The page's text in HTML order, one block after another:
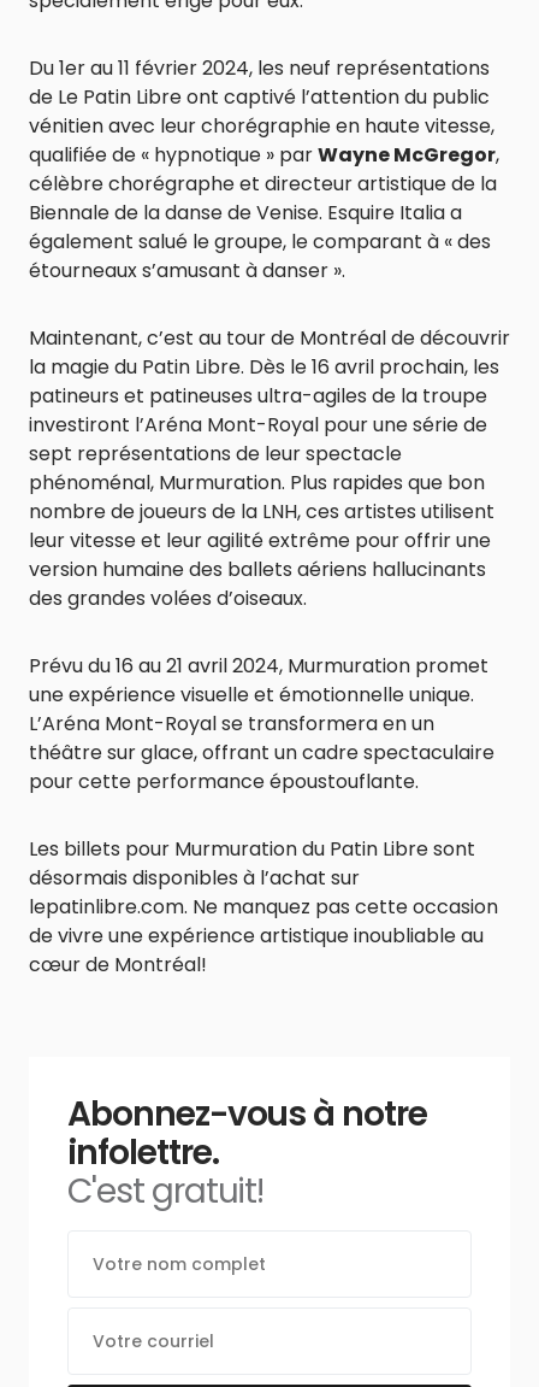
Du 1er au 11 février 2024, les neuf représentations
de Le Patin Libre ont captivé l’attention du public
vénitien avec leur chorégraphie en haute vitesse,
qualifiée de « hypnotique » parWayne McGregor,
célèbre chorégraphe et directeur artistique de la
Biennale de la danse de Venise. Esquire Italia a
également salué le groupe, le comparant à « des
étourneaux s’amusant à danser ».
Maintenant, c’est au tour de Montréal de découvrir
la magie du Patin Libre. Dès le 16 avril prochain, les
patineurs et patineuses ultra-agiles de la troupe
investiront l’Aréna Mont-Royal pour une série de
sept représentations de leur spectacle
phénoménal, Murmuration. Plus rapides que bon
nombre de joueurs de la LNH, ces artistes utilisent
leur vitesse et leur agilité extrême pour offrir une
version humaine des ballets aériens hallucinants
des grandes volées d’oiseaux.
Prévu du 16 au 21 avril 2024, Murmuration promet
une expérience visuelle et émotionnelle unique.
L’Aréna Mont-Royal se transformera en un
théâtre sur glace, offrant un cadre spectaculaire
pour cette performance époustouflante.
Les billets pour Murmuration du Patin Libre sont
désormais disponibles à l’achat sur
lepatinlibre.com. Ne manquez pas cette occasion
de vivre une expérience artistique inoubliable au
cœur de Montréal!
Abonnez-vous à notre
infolettre.
C'est gratuit!